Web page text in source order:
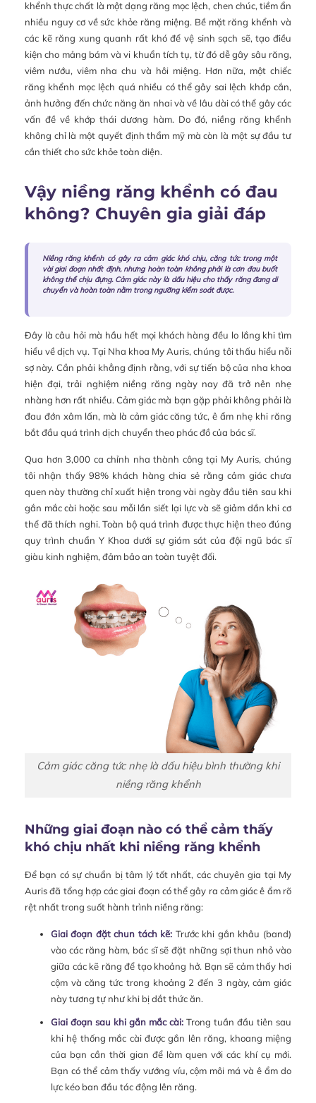
khểnh thực chất là một dạng răng mọc lệch, chen chúc, tiềm ẩn
nhiều nguy cơ về sức khỏe răng miệng. Bề mặt răng khểnh và
các kẽ răng xung quanh rất khó để vệ sinh sạch sẽ, tạo điều
kiện cho mảng bám và vi khuẩn tích tụ, từ đó dễ gây sâu răng,
viêm nướu, viêm nha chu và hôi miệng. Hơn nữa, một chiếc
răng khểnh mọc lệch quá nhiều có thể gây sai lệch khớp cắn,
ảnh hưởng đến chức năng ăn nhai và về lâu dài có thể gây các
vấn đề về khớp thái dương hàm. Do đó, niềng răng khểnh
không chỉ là một quyết định thẩm mỹ mà còn là một sự đầu tư
cần thiết cho sức khỏe toàn diện.
Vậy niềng răng khểnh có đau
không? Chuyên gia giải đáp
Niềng răng khểnh có gây ra cảm giác khó chịu, căng tức trong một
vài giai đoạn nhất định, nhưng hoàn toàn không phải là cơn đau buốt
không thể chịu đựng. Cảm giác này là dấu hiệu cho thấy răng đang di
chuyển và hoàn toàn nằm trong ngưỡng kiểm soát được.
Đây là câu hỏi mà hầu hết mọi khách hàng đều lo lắng khi tìm
hiểu về dịch vụ. Tại Nha khoa My Auris, chúng tôi thấu hiểu nỗi
sợ này. Cần phải khẳng định rằng, với sự tiến bộ của nha khoa
hiện đại, trải nghiệm niềng răng ngày nay đã trở nên nhẹ
nhàng hơn rất nhiều. Cảm giác mà bạn gặp phải không phải là
đau đớn xâm lấn, mà là cảm giác căng tức, ê ẩm nhẹ khi răng
bắt đầu quá trình dịch chuyển theo phác đồ của bác sĩ.
Qua hơn 3,000 ca chỉnh nha thành công tại My Auris, chúng
tôi nhận thấy 98% khách hàng chia sẻ rằng cảm giác chưa
quen này thường chỉ xuất hiện trong vài ngày đầu tiên sau khi
gắn mắc cài hoặc sau mỗi lần siết lại lực và sẽ giảm dần khi cơ
thể đã thích nghi. Toàn bộ quá trình được thực hiện theo đúng
quy trình chuẩn Y Khoa dưới sự giám sát của đội ngũ bác sĩ
giàu kinh nghiệm, đảm bảo an toàn tuyệt đối.
Cảm giác căng tức nhẹ là dấu hiệu bình thường khi
niềng răng khểnh
Những giai đoạn nào có thể cảm thấy
khó chịu nhất khi niềng răng khểnh
Để bạn có sự chuẩn bị tâm lý tốt nhất, các chuyên gia tại My
Auris đã tổng hợp các giai đoạn có thể gây ra cảm giác ê ẩm rõ
rệt nhất trong suốt hành trình niềng răng:
Giai đoạn đặt chun tách kẽ: Trước khi gắn khâu (band)
vào các răng hàm, bác sĩ sẽ đặt những sợi thun nhỏ vào
giữa các kẽ răng để tạo khoảng hở. Bạn sẽ cảm thấy hơi
cộm và căng tức trong khoảng 2 đến 3 ngày, cảm giác
này tương tự như khi bị dắt thức ăn.
Giai đoạn sau khi gắn mắc cài: Trong tuần đầu tiên sau
khi hệ thống mắc cài được gắn lên răng, khoang miệng
của bạn cần thời gian để làm quen với các khí cụ mới.
Bạn có thể cảm thấy vướng víu, cộm môi má và ê ẩm do
lực kéo ban đầu tác động lên răng.